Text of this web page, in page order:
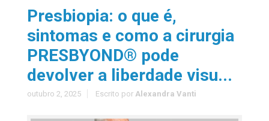
Presbiopia: o que é,
sintomas e como a cirurgia
PRESBYOND® pode
devolver a liberdade visu...
outubro 2, 2025 Escrito por Alexandra Vanti